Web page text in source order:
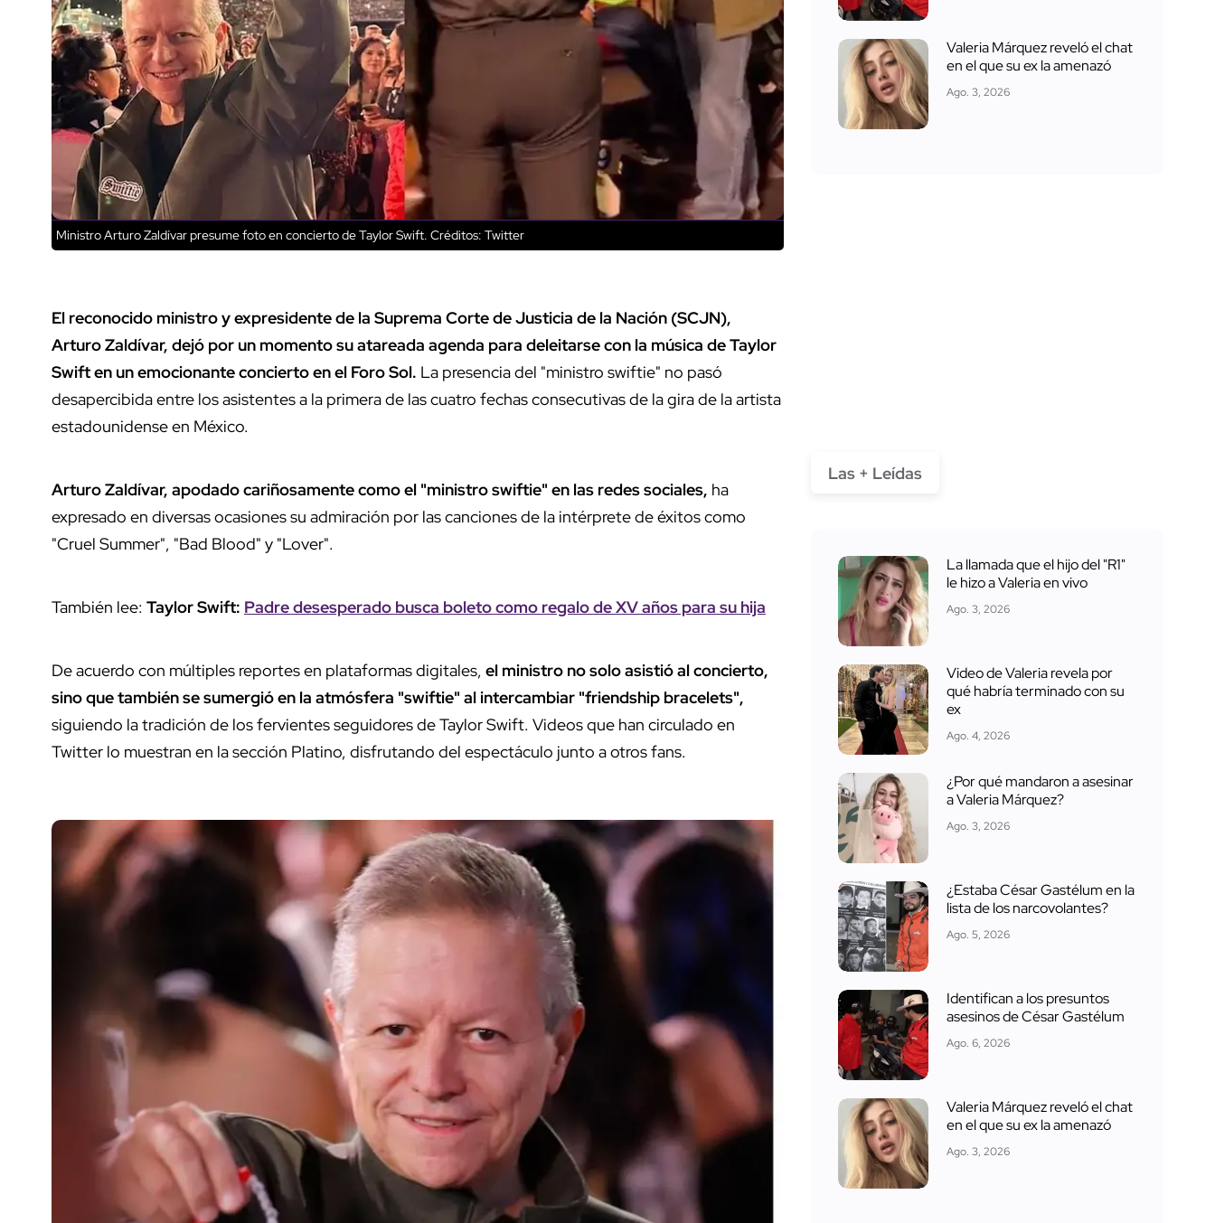
Ministro Arturo Zaldívar presume foto en concierto de Taylor Swift. Créditos: Twitter
El reconocido ministro y expresidente de la Suprema Corte de Justicia de la Nación (SCJN),
Arturo Zaldívar, dejó por un momento su atareada agenda para deleitarse con la música de Taylor
Swift en un emocionante concierto en el Foro Sol. La presencia del "ministro swiftie" no pasó
desapercibida entre los asistentes a la primera de las cuatro fechas consecutivas de la gira de la artista
estadounidense en México.
Arturo Zaldívar, apodado cariñosamente como el "ministro swiftie" en las redes sociales, ha
expresado en diversas ocasiones su admiración por las canciones de la intérprete de éxitos como
"Cruel Summer", "Bad Blood" y "Lover".
También lee: Taylor Swift: Padre desesperado busca boleto como regalo de XV años para su hija
De acuerdo con múltiples reportes en plataformas digitales, el ministro no solo asistió al concierto,
sino que también se sumergió en la atmósfera "swiftie" al intercambiar "friendship bracelets",
siguiendo la tradición de los fervientes seguidores de Taylor Swift. Videos que han circulado en
Twitter lo muestran en la sección Platino, disfrutando del espectáculo junto a otros fans.
Valeria Márquez reveló el chat
en el que su ex la amenazó
Ago. 3, 2026
Las + Leídas
La llamada que el hijo del "R1"
le hizo a Valeria en vivo
Ago. 3, 2026
Video de Valeria revela por
qué habría terminado con su
ex
Ago. 4, 2026
¿Por qué mandaron a asesinar
a Valeria Márquez?
Ago. 3, 2026
¿Estaba César Gastélum en la
lista de los narcovolantes?
Ago. 5, 2026
Identifican a los presuntos
asesinos de César Gastélum
Ago. 6, 2026
Valeria Márquez reveló el chat
en el que su ex la amenazó
Ago. 3, 2026